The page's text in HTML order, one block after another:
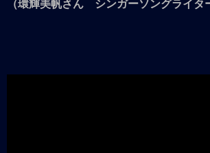
（環輝美帆さん シンガーソングライタ